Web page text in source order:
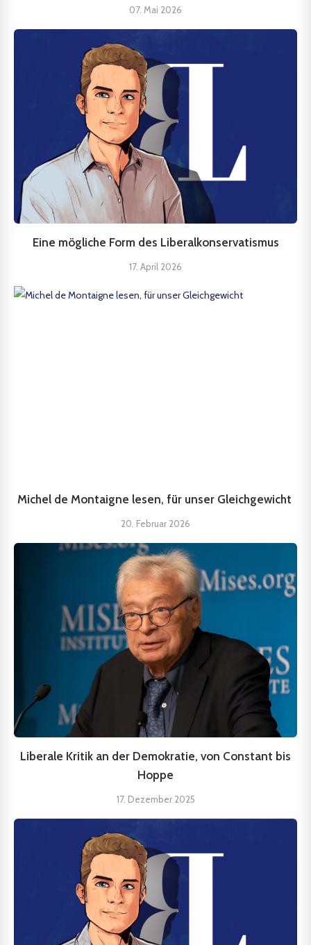
07. Mai 2026
Eine mögliche Form des Liberalkonservatismus
17. April 2026
Michel de Montaigne lesen, für unser Gleichgewicht
20. Februar 2026
Liberale Kritik an der Demokratie, von Constant bis
Hoppe
17. Dezember 2025